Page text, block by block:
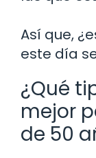
Así que,
este día
¿Qué
mejor
de 50